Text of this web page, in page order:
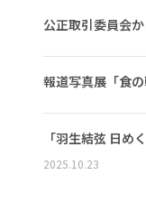
公正取引委員会
報道写真展「食
「羽生結弦 日め
2025.10.23